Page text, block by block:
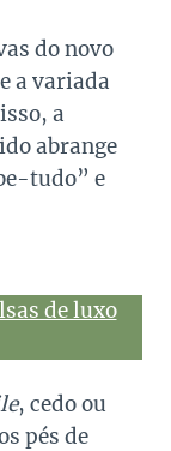
do novo
a variada
a
abrange
tudo” e
de luxo
, cedo ou
pés de